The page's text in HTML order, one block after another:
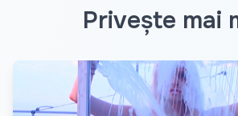
Privește mai